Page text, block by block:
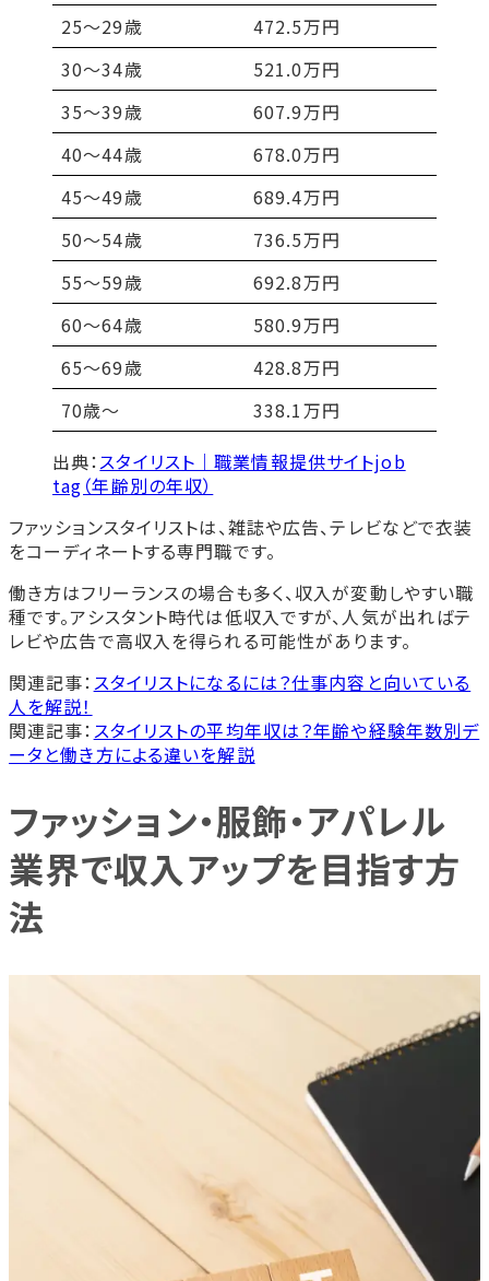
25～29歳
472.5万円
30～34歳
521.0万円
35～39歳
607.9万円
40～44歳
678.0万円
45～49歳
689.4万円
50〜54歳
736.5万円
55〜59歳
692.8万円
60〜64歳
580.9万円
65〜69歳
428.8万円
70歳〜
338.1万円
出典：スタイリスト｜職業情報提供サイトjob
tag（年齢別の年収）
ファッションスタイリストは、雑誌や広告、テレビなどで衣装
をコーディネートする専門職です。
働き方はフリーランスの場合も多く、収入が変動しやすい職
種です。アシスタント時代は低収入ですが、人気が出ればテ
レビや広告で高収入を得られる可能性があります。
関連記事：スタイリストになるには？仕事内容と向いている
人を解説！
関連記事：スタイリストの平均年収は？年齢や経験年数別デ
ータと働き方による違いを解説
ファッション・服飾・アパレル
業界で収入アップを目指す方
法